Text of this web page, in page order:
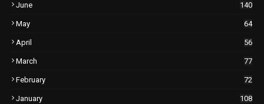
June 140
May 64
April 56
March 77
February 72
January 108